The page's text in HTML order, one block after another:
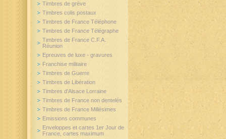
Timbres de grève
Timbres colis postaux
Timbres de France Téléphone
Timbres de France Télégraphe
Timbres de France C.F.A.
Réunion
Epreuves de luxe - gravures
Franchise militaire
Timbres de Guerre
Timbres de Libération
Timbres d'Alsace Lorraine
Timbres de France non dentelés
Timbres de France Millésimes
Emissions communes
Enveloppes et cartes 1er Jour de
France, cartes maximum